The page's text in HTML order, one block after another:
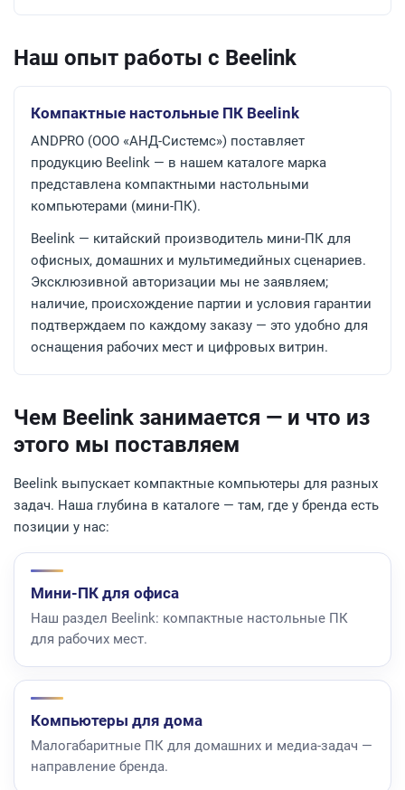
Наш опыт работы с Beelink
Компактные настольные ПК Beelink
ANDPRO (ООО «АНД-Системс») поставляет
продукцию Beelink — в нашем каталоге марка
представлена компактными настольными
компьютерами (мини-ПК).
Beelink — китайский производитель мини-ПК для
офисных, домашних и мультимедийных сценариев.
Эксклюзивной авторизации мы не заявляем;
наличие, происхождение партии и условия гарантии
подтверждаем по каждому заказу — это удобно для
оснащения рабочих мест и цифровых витрин.
Чем Beelink занимается — и что из
этого мы поставляем
Beelink выпускает компактные компьютеры для разных
задач. Наша глубина в каталоге — там, где у бренда есть
позиции у нас:
Мини-ПК для офиса
Наш раздел Beelink: компактные настольные ПК
для рабочих мест.
Компьютеры для дома
Малогабаритные ПК для домашних и медиа-задач —
направление бренда.